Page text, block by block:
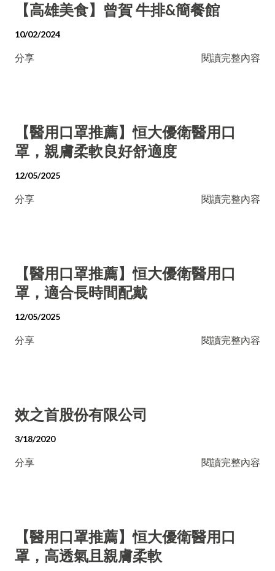
【高雄美食】曾賀 牛排&簡餐館
10/02/2024
分享 閱讀完整內容
【醫用口罩推薦】恒大優衛醫用口
罩，親膚柔軟良好舒適度
12/05/2025
分享 閱讀完整內容
【醫用口罩推薦】恒大優衛醫用口
罩，適合長時間配戴
12/05/2025
分享 閱讀完整內容
效之首股份有限公司
3/18/2020
分享 閱讀完整內容
【醫用口罩推薦】恒大優衛醫用口
罩，高透氣且親膚柔軟